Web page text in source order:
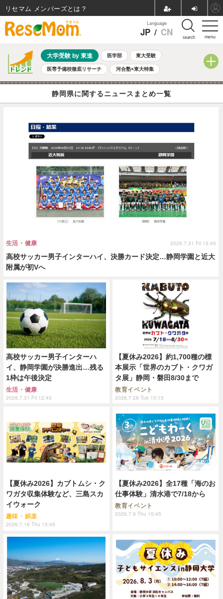
menu
Language
JP / CN search
大学受験 by 東進 医学部 東大受験
医専予備校徹底リサーチ 河合塾×東大特集
親子で考える大学選び 高校受験 中学受験 小学校受験
夏休み 8月開催学校説明会・相談会
静岡県に関するニュースまとめ一覧
高校サッカー男子インターハイ、決勝カード決定…静岡学園と近大
附属が初Vへ
生活・健康 2026.7.31 Fri 15:45
高校サッカー男子インターハ
イ、静岡学園が決勝進出…残る
1枠は午後決定
生活・健康
2026.7.31 Fri 12:45
【夏休み2026】約1,700種の標
本展示「世界のカブト・クワガ
タ展」静岡・磐田8/30まで
教育イベント
2026.7.28 Tue 10:15
【夏休み2026】カブトムシ・ク
ワガタ収集体験など、三島スカ
イウォーク
趣味・娯楽
2026.7.16 Thu 15:45
【夏休み2026】全17種「海のお
仕事体験」清水港で7/18から
教育イベント
2026.7.9 Thu 15:45
リセマム メンバーズ